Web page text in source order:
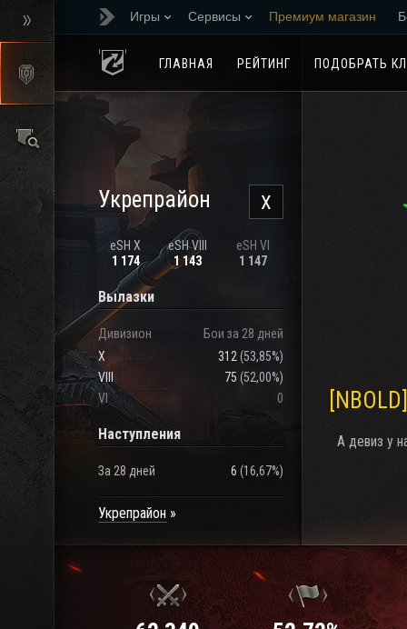
Игры Сервисы Премиум магазин
ГЛАВНАЯ
РЕЙТИНГ ПОДОБРАТЬ
X
Укрепрайон
eSH X
1 174
eSH VIII
1 143
eSH VI
1 147
Вылазки
Дивизион
Бои за 28 дней
X
312 (53,85%)
VIII
75 (52,00%)
VI
0
Наступления
За 28 дней 6 (16,67%)
Укрепрайон
[NBOLD]
А девиз у